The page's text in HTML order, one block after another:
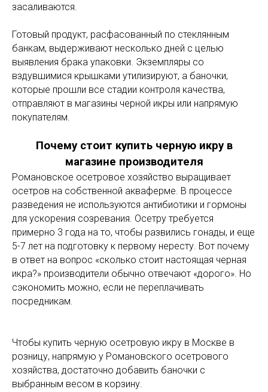
засаливаются.
Готовый продукт, расфасованный по стеклянным
банкам, выдерживают несколько дней с целью
выявления брака упаковки. Экземпляры со
вздувшимися крышками утилизируют, а баночки,
которые прошли все стадии контроля качества,
отправляют в магазины черной икры или напрямую
покупателям.
Почему стоит купить черную икру в
магазине производителя
Романовское осетровое хозяйство выращивает
осетров на собственной акваферме. В процессе
разведения не используются антибиотики и гормоны
для ускорения созревания. Осетру требуется
примерно 3 года на то, чтобы развились гонады, и еще
5-7 лет на подготовку к первому нересту. Вот почему
в ответ на вопрос «сколько стоит настоящая черная
икра?» производители обычно отвечают «дорого». Но
сэкономить можно, если не переплачивать
посредникам.
Чтобы купить черную осетровую икру в Москве в
розницу, напрямую у Романовского осетрового
хозяйства, достаточно добавить баночки с
выбранным весом в корзину.